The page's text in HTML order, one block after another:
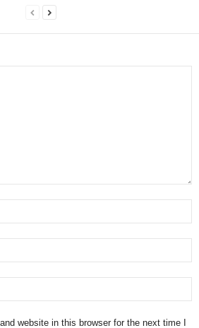
website in this browser for the next time I